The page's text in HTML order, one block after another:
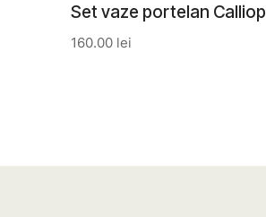
Set vaze portelan
160.00 lei